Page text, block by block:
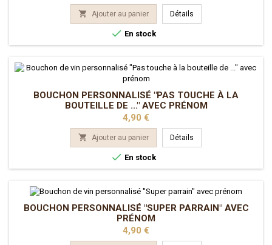
 Ajouter au panier Détails
 En stock
BOUCHON PERSONNALISÉ "PAS TOUCHE À LA
BOUTEILLE DE ..." AVEC PRÉNOM
Prix
4,90 €
 Ajouter au panier Détails
 En stock
BOUCHON PERSONNALISÉ "SUPER PARRAIN" AVEC
PRÉNOM
Prix
4,90 €